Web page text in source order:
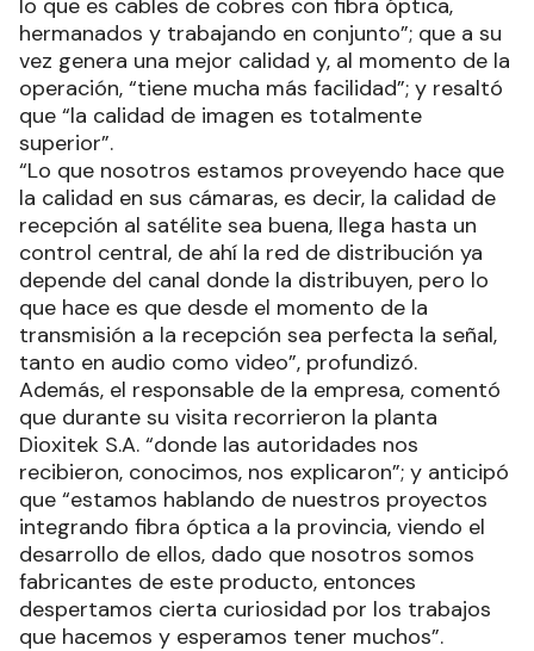
lo que es cables de cobres con fibra óptica,
hermanados y trabajando en conjunto”; que a su
vez genera una mejor calidad y, al momento de la
operación, “tiene mucha más facilidad”; y resaltó
que “la calidad de imagen es totalmente
superior”.
“Lo que nosotros estamos proveyendo hace que
la calidad en sus cámaras, es decir, la calidad de
recepción al satélite sea buena, llega hasta un
control central, de ahí la red de distribución ya
depende del canal donde la distribuyen, pero lo
que hace es que desde el momento de la
transmisión a la recepción sea perfecta la señal,
tanto en audio como video”, profundizó.
Además, el responsable de la empresa, comentó
que durante su visita recorrieron la planta
Dioxitek S.A. “donde las autoridades nos
recibieron, conocimos, nos explicaron”; y anticipó
que “estamos hablando de nuestros proyectos
integrando fibra óptica a la provincia, viendo el
desarrollo de ellos, dado que nosotros somos
fabricantes de este producto, entonces
despertamos cierta curiosidad por los trabajos
que hacemos y esperamos tener muchos”.